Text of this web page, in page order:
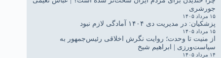
جورشری
۱۵ مرداد ۱۴۰۵
پزشکیان: در مدیریت دی ۱۴۰۴ آمادگی لازم نبود
۱۵ مرداد ۱۴۰۵
از منیت تا وحدت؛ روایت نگرش اخلاقی رئیس‌جمهور به
سیاست‌ورزی | ابراهیم شیخ
۱۴ مرداد ۱۴۰۵